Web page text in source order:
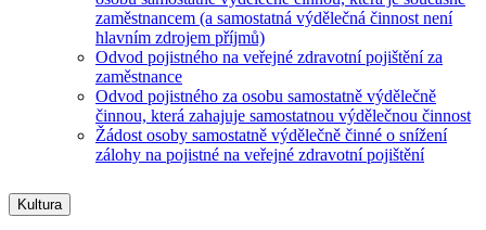
zaměstnancem (a samostatná výdělečná činnost není
hlavním zdrojem příjmů)
Odvod pojistného na veřejné zdravotní pojištění za
zaměstnance
Odvod pojistného za osobu samostatně výdělečně
činnou, která zahajuje samostatnou výdělečnou činnost
Žádost osoby samostatně výdělečně činné o snížení
zálohy na pojistné na veřejné zdravotní pojištění
Kultura